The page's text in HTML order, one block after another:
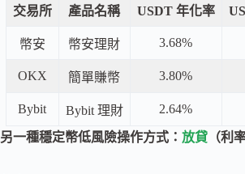
交易所 產品名稱 USDT 年化率
幣安 幣安理財 3.68%
OKX 簡單賺幣 3.80%
Bybit Bybit 理財 2.64%
另一種穩定幣低風險操作方式： 放貸 （利